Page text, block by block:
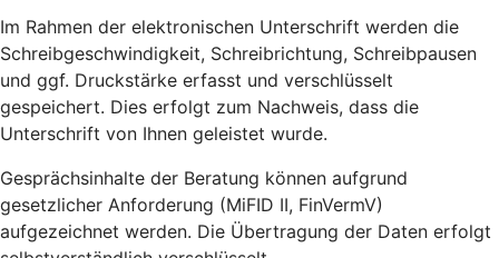
Im Rahmen der elektronischen Unterschrift werden die
Schreibgeschwindigkeit, Schreibrichtung, Schreibpausen
und ggf. Druckstärke erfasst und verschlüsselt
gespeichert. Dies erfolgt zum Nachweis, dass die
Unterschrift von Ihnen geleistet wurde.
Gesprächsinhalte der Beratung können aufgrund
gesetzlicher Anforderung (MiFID II, FinVermV)
aufgezeichnet werden. Die Übertragung der Daten erfolgt